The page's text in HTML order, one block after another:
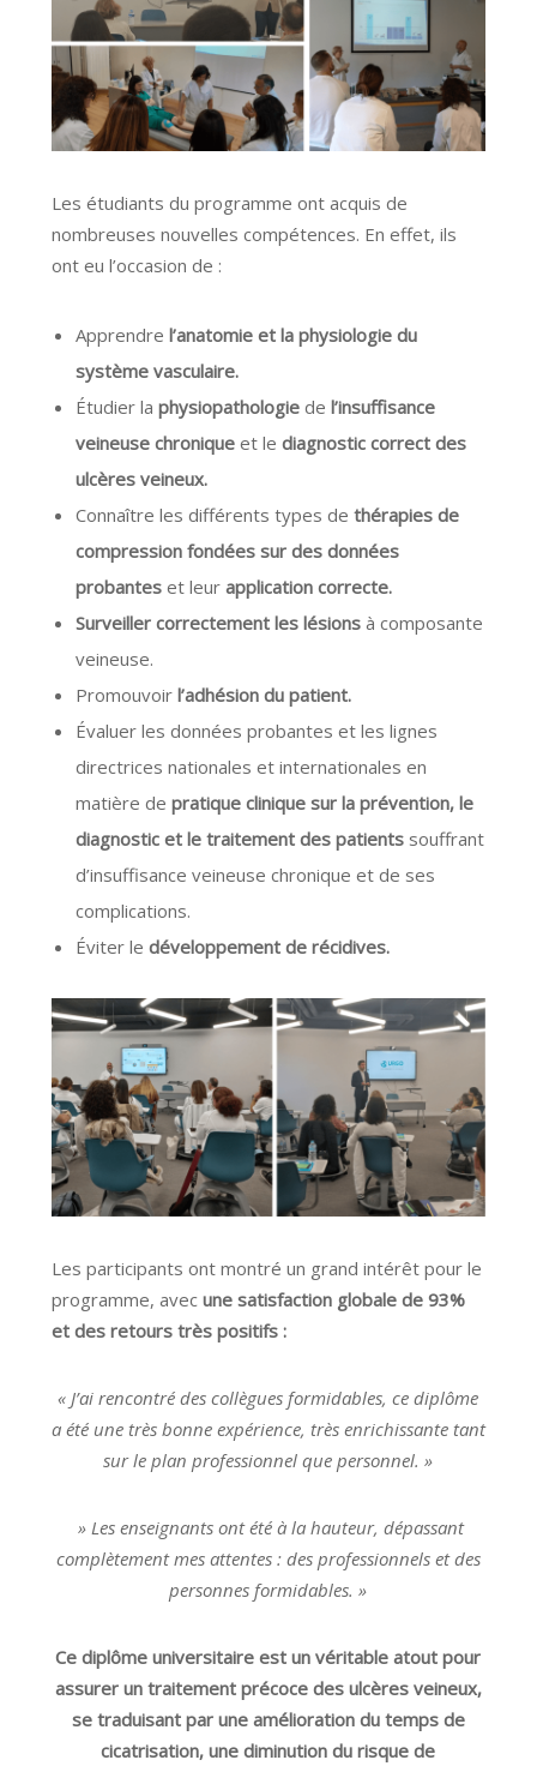
Les étudiants du programme ont acquis de
nombreuses nouvelles compétences. En effet, ils
ont eu l’occasion de :
Apprendre l’anatomie et la physiologie du
système vasculaire.
Étudier la physiopathologiede l’insuffisance
veineuse chroniqueet le diagnostic correct des
ulcères veineux.
Connaître les différents types de thérapies de
compression fondées sur des données
probanteset leur application correcte.
Surveiller correctement les lésionsà composante
veineuse.
Promouvoirl’adhésion du patient.
Évaluer les données probantes et les lignes
directrices nationales et internationales en
matière de pratique clinique sur la prévention, le
diagnostic et le traitement des patientssouffrant
d’insuffisance veineuse chronique et de ses
complications.
Éviter le développement de récidives.
Les participants ont montré un grand intérêt pour le
programme, avec une satisfaction globale de 93%
et des retours très positifs :
« J’ai rencontré des collègues formidables, ce diplôme
a été une très bonne expérience, très enrichissante tant
sur le plan professionnel que personnel. »
» Les enseignants ont été à la hauteur, dépassant
complètement mes attentes : des professionnels et des
personnes formidables. »
Ce diplôme universitaire est un véritable atout pour
assurer un traitement précoce des ulcères veineux,
se traduisant par une amélioration du temps de
cicatrisation, une diminution du risque de